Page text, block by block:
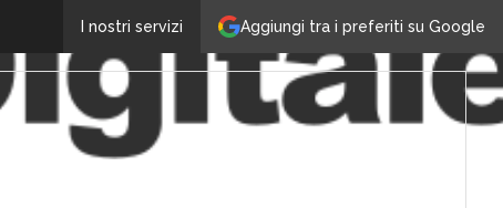
Aggiungi tra i preferiti su Google
I nostri servizi